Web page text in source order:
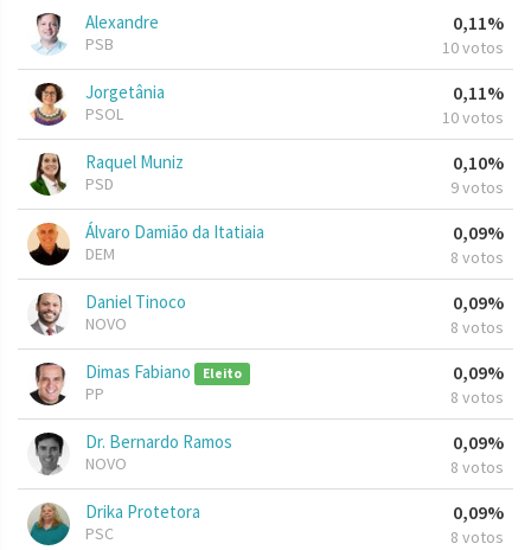
Alexandre
PSB
0,11%
10 votos
Jorgetânia
PSOL
0,11%
10 votos
Raquel Muniz
PSD
0,10%
9 votos
Álvaro Damião da Itatiaia
DEM
0,09%
8 votos
Daniel Tinoco
NOVO
0,09%
8 votos
Dimas Fabiano Eleito
PP
0,09%
8 votos
Dr. Bernardo Ramos
NOVO
0,09%
8 votos
Drika Protetora
PSC
0,09%
8 votos